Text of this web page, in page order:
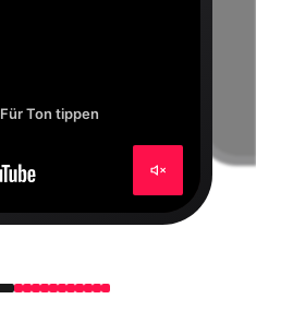
Für Ton tippen